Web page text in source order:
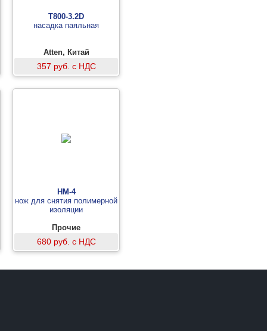
T800-3.2D
насадка паяльная
Atten, Китай
357 руб. с НДС
НМ-4
нож для снятия полимерной
изоляции
Прочие
680 руб. с НДС